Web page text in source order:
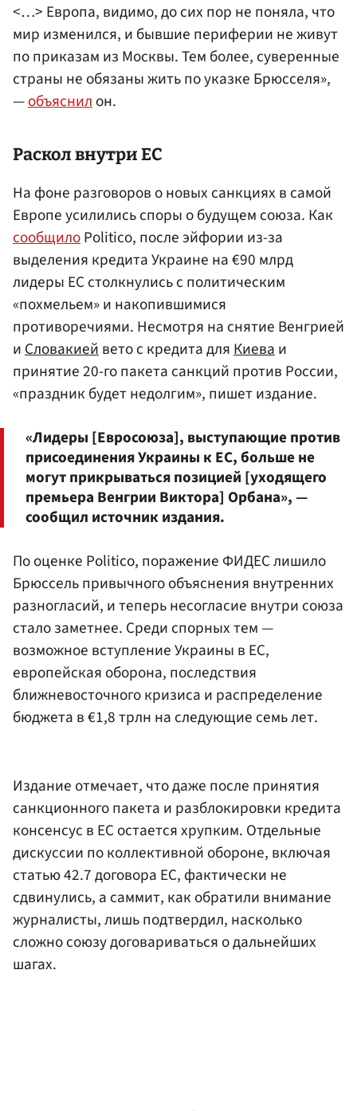
<…> Европа, видимо, до сих пор не поняла, что
мир изменился, и бывшие периферии не живут
по приказам из Москвы. Тем более, суверенные
страны не обязаны жить по указке Брюсселя»,
—объяснилон.
Раскол внутри ЕС
На фоне разговоров о новых санкциях в самой
Европе усилились споры о будущем союза. Как
сообщилоPolitico, после эйфории из-за
выделения кредита Украине на €90 млрд
лидеры ЕС столкнулись с политическим
«похмельем» и накопившимися
противоречиями. Несмотря на снятие Венгрией
иСловакиейвето с кредита дляКиеваи
принятие 20-го пакета санкций против России,
«праздник будет недолгим», пишет издание.
«Лидеры [Евросоюза], выступающие против
присоединения Украины к ЕС, больше не
могут прикрываться позицией [уходящего
премьера Венгрии Виктора] Орбана», —
сообщил источник издания.
По оценке Politico, поражение ФИДЕС лишило
Брюссель привычного объяснения внутренних
разногласий, и теперь несогласие внутри союза
стало заметнее. Среди спорных тем —
возможное вступление Украины в ЕС,
европейская оборона, последствия
ближневосточного кризиса и распределение
бюджета в €1,8 трлн на следующие семь лет.
Издание отмечает, что даже после принятия
санкционного пакета и разблокировки кредита
консенсус в ЕС остается хрупким. Отдельные
дискуссии по коллективной обороне, включая
статью 42.7 договора ЕС, фактически не
сдвинулись, а саммит, как обратили внимание
журналисты, лишь подтвердил, насколько
сложно союзу договариваться о дальнейших
шагах.